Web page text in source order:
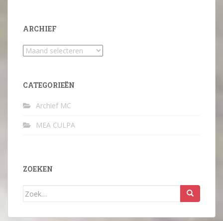
ARCHIEF
Archief
CATEGORIEËN
Archief MC
MEA CULPA
ZOEKEN
Zoek